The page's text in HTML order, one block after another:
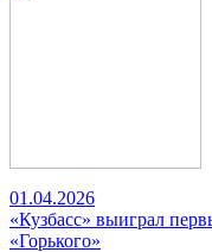
01.04.2026
«Кузбасс» выиграл
«Горького»